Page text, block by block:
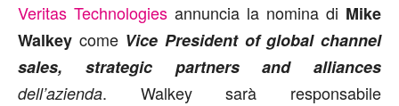
Veritas Technologies annuncia la nomina di Mike
Walkey come Vice President of global channel
sales, strategic partners and alliances
dell’azienda. Walkey sarà responsabile